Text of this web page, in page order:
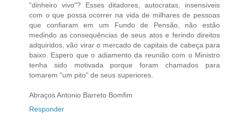
"dinheiro vivo"? Esses ditadores, autocratas, insensíveis
com o que possa ocorrer na vida de milhares de pessoas
que confiaram em um Fundo de Pensão, não estão
medindo as consequências de seus atos e ferindo direitos
adquiridos, vão virar o mercado de capitais de cabeça para
baixo. Espero que o adiamento da reunião com o Ministro
tenha sido motivada porque foram chamados para
tomarem "um pito" de seus superiores.
Abraços Antonio Barreto Bomfim
Responder